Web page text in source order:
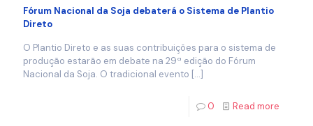
Fórum Nacional da Soja debaterá o Sistema de Plantio
Direto
O Plantio Direto e as suas contribuições para o sistema de
produção estarão em debate na 29ª edição do Fórum
Nacional da Soja. O tradicional evento […]
0 Read more